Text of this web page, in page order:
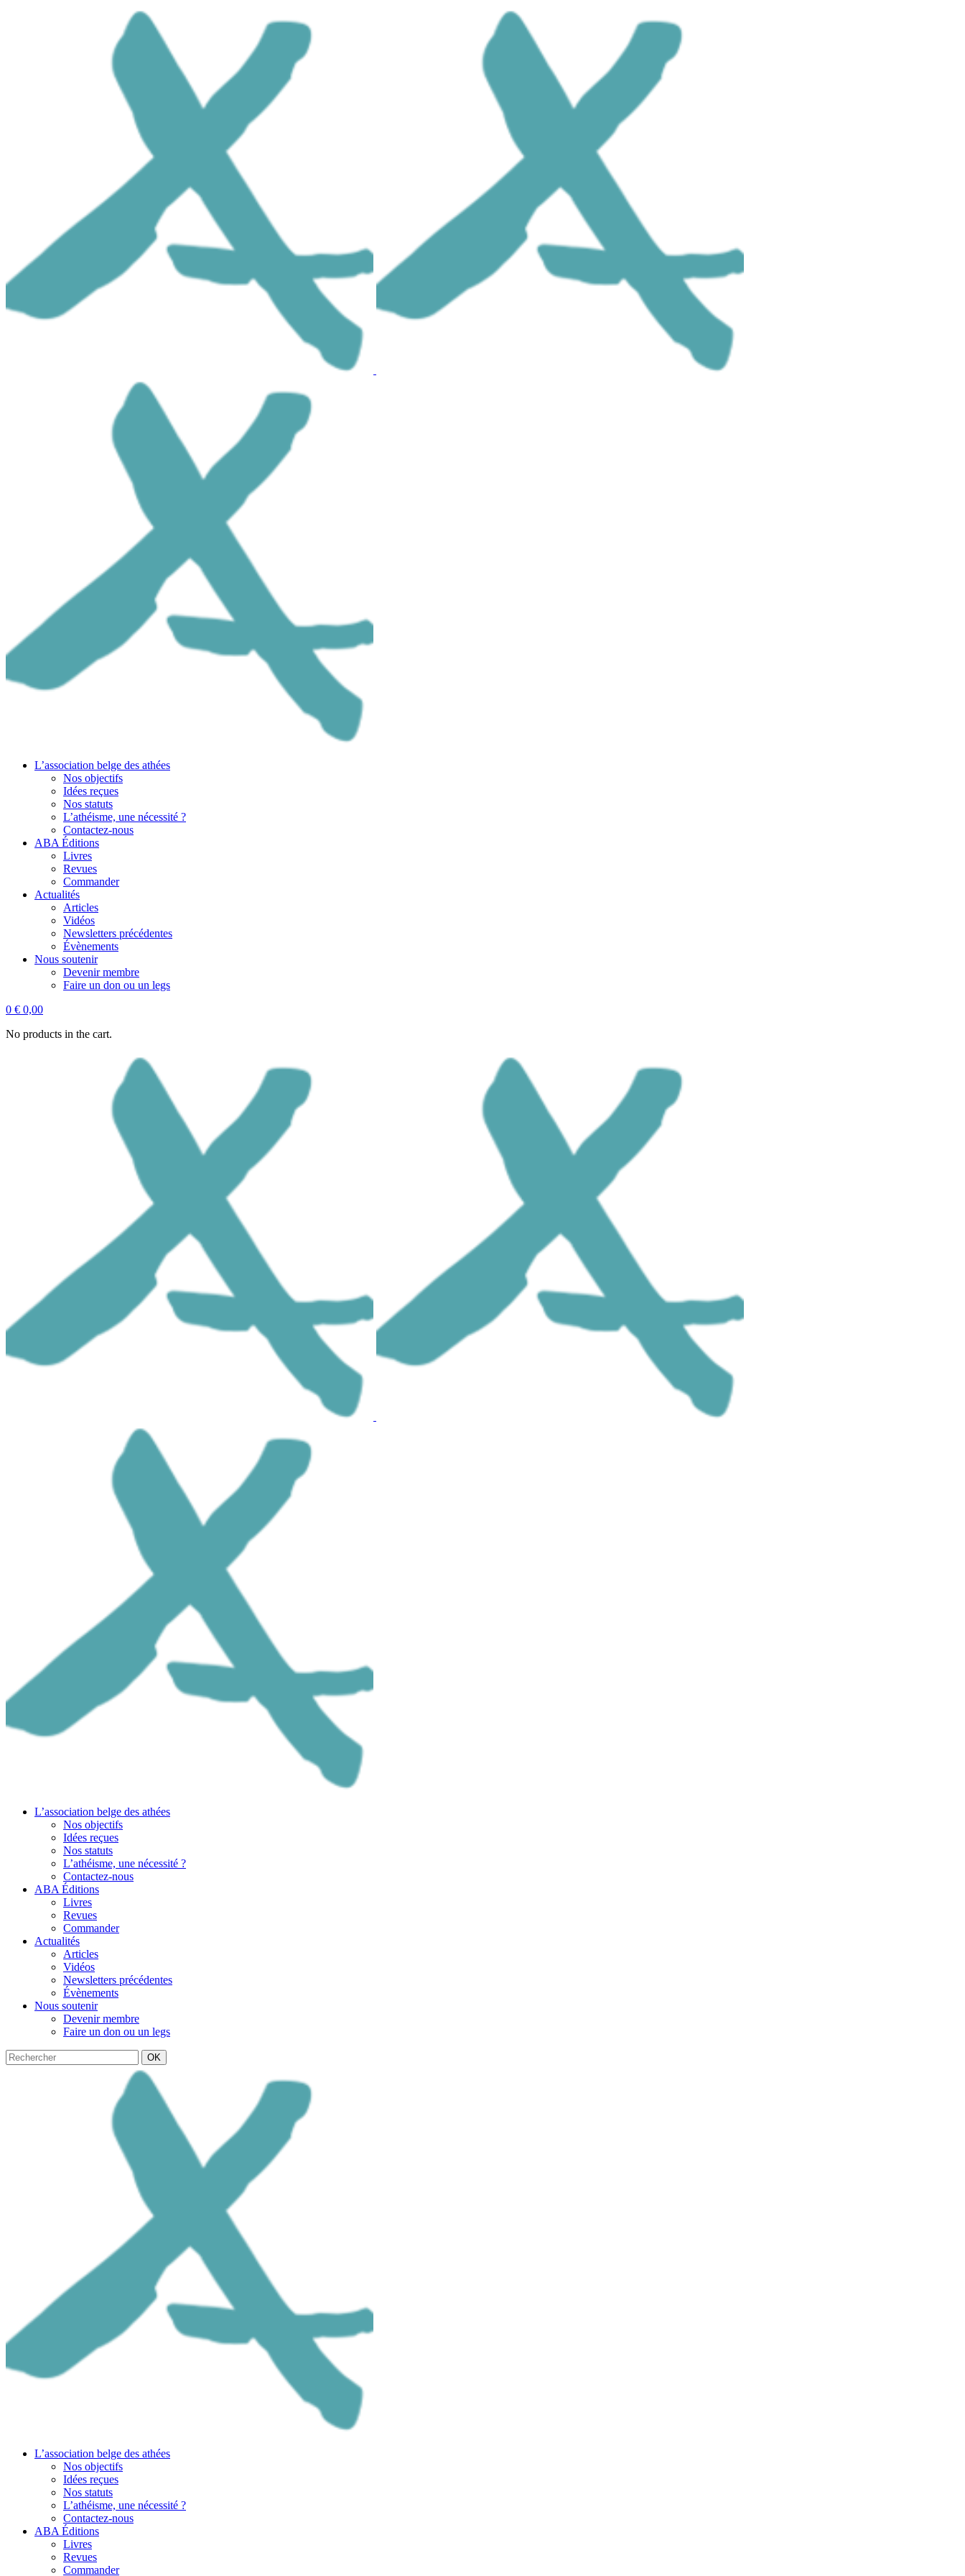
L’association belge des athées
Nos objectifs
Idées reçues
Nos statuts
L’athéisme, une nécessité ?
Contactez-nous
ABA Éditions
Livres
Revues
Commander
Actualités
Articles
Vidéos
Newsletters précédentes
Évènements
Nous soutenir
Devenir membre
Faire un don ou un legs
0 € 0,00
No products in the cart.
L’association belge des athées
Nos objectifs
Idées reçues
Nos statuts
L’athéisme, une nécessité ?
Contactez-nous
ABA Éditions
Livres
Revues
Commander
Actualités
Articles
Vidéos
Newsletters précédentes
Évènements
Nous soutenir
Devenir membre
Faire un don ou un legs
OK
L’association belge des athées
Nos objectifs
Idées reçues
Nos statuts
L’athéisme, une nécessité ?
Contactez-nous
ABA Éditions
Livres
Revues
Commander